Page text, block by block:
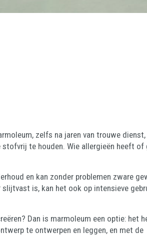
zelfs na jaren van trouwe dienst,
te houden. Wie allergieën heeft of
en kan zonder problemen zware
is, kan het ook op intensieve
Dan is marmoleum een optie: het
te ontwerpen en leggen, en met de